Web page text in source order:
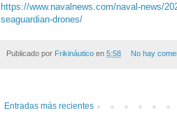
https://www.navalnews.com/naval-news/
seaguardian-drones/
Publicado por Frikináutico en 5:58 No hay
Entradas más recientes